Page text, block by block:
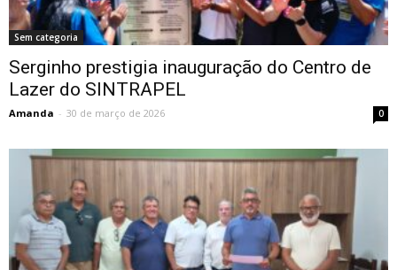
Sem categoria
Serginho prestigia inauguração do Centro de
Lazer do SINTRAPEL
Amanda - 30 de março de 2026 0